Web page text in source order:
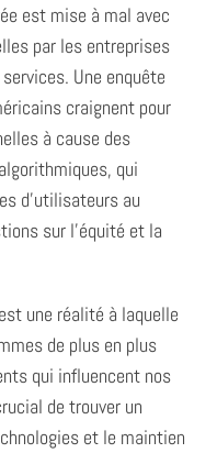
est mise à mal avec
par les entreprises
Une enquête
craignent pour
à cause des
qui
d’utilisateurs au
sur l’équité et la
une réalité à laquelle
de plus en plus
qui influencent nos
de trouver un
et le maintien